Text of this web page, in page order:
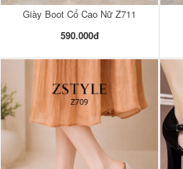
Giày Boot Cổ Cao Nữ Z711
590.000đ